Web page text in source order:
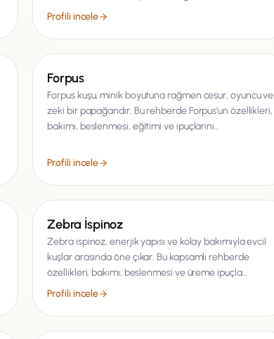
Profili incele
Forpus
Forpus kuşu, minik boyutuna rağmen cesur, oyuncu ve
zeki bir papağandır. Bu rehberde Forpus’un özellikleri,
bakımı, beslenmesi, eğitimi ve ipuçlarını…
Profili incele
Kuş
Zebra İspinoz
Zebra ispinoz, enerjik yapısı ve kolay bakımıyla evcil
kuşlar arasında öne çıkar. Bu kapsamlı rehberde
özellikleri, bakımı, beslenmesi ve üreme ipuçla…
Profili incele